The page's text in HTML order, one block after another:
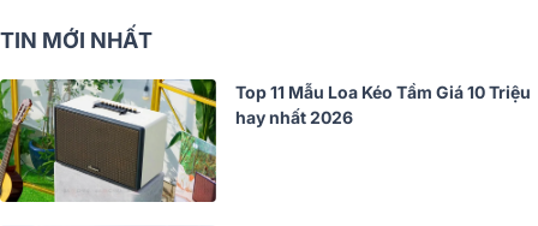
TIN MỚI NHẤT
Top 11 Mẫu Loa Kéo Tầm Giá 10 Triệu
hay nhất 2026